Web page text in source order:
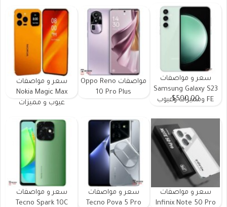
سعر و مواصفات
Samsung Galaxy S23
FE ومميزات وعيوب
$500.00
مواصفات Oppo Reno
10 Pro Plus
سعر و مواصفات
Nokia Magic Max
عيوب و مميزات
سعر و مواصفات
Infinix Note 50 Pro
سعر و مواصفات
Tecno Pova 5 Pro
سعر و مواصفات
Tecno Spark 10C